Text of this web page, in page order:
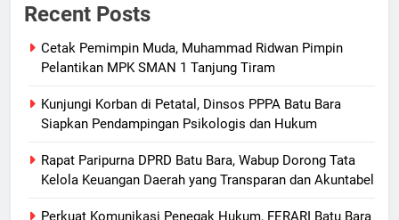
Recent Posts
Cetak Pemimpin Muda, Muhammad Ridwan Pimpin
Pelantikan MPK SMAN 1 Tanjung Tiram
Kunjungi Korban di Petatal, Dinsos PPPA Batu Bara
Siapkan Pendampingan Psikologis dan Hukum
Rapat Paripurna DPRD Batu Bara, Wabup Dorong Tata
Kelola Keuangan Daerah yang Transparan dan Akuntabel
Perkuat Komunikasi Penegak Hukum, FERARI Batu Bara